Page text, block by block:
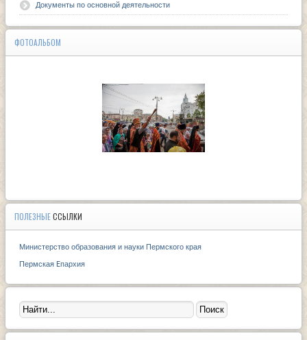
Документы по основной деятельности
ФОТОАЛЬБОМ
ПОЛЕЗНЫЕССЫЛКИ
Министерство образования и науки Пермского края
Пермская Eпархия